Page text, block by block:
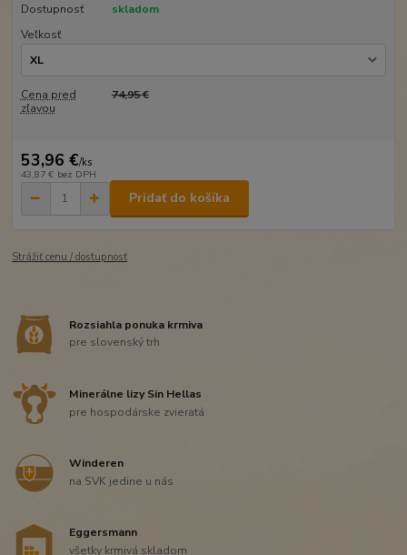
Dostupnosť
skladom
Veľkosť
Cena pred
zľavou
74,95 €
53,96 €/ks
43,87 € bez DPH
Pridať do košíka
Strážiť cenu / dostupnosť
Rozsiahla ponuka krmiva
pre slovenský trh
Minerálne lizy Sin Hellas
pre hospodárske zvieratá
Winderen
na SVK jedine u nás
Eggersmann
všetky krmivá skladom